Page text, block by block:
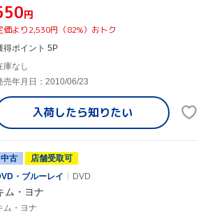
円
価より2,530円（82%）おトク
得ポイント 5P
庫なし
売年月日：2010/06/23
入荷したら知りたい
中古
店舗受取可
・ブルーレイ
DVD
ム・ヨナ
ム・ヨナ